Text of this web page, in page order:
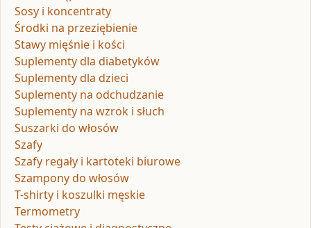
Sosy i koncentraty
Środki na przeziębienie
Stawy mięśnie i kości
Suplementy dla diabetyków
Suplementy dla dzieci
Suplementy na odchudzanie
Suplementy na wzrok i słuch
Suszarki do włosów
Szafy
Szafy regały i kartoteki biurowe
Szampony do włosów
T-shirty i koszulki męskie
Termometry